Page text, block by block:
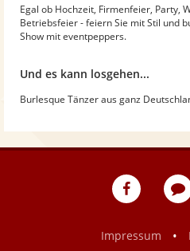
Egal ob Hochzeit, Firmenfeier, Party,
Betriebsfeier - feiern Sie mit Stil und
Show mit eventpeppers.
Und es kann losgehen...
Burlesque Tänzer aus ganz
Impressum
•